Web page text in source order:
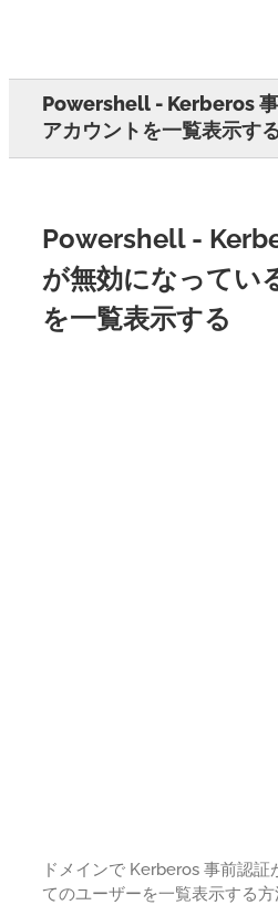
Powershell - Kerberos
アカウントを一覧表示す
Powershell -
が無効になってい
を一覧表示する
ドメインで Kerberos 事前認
てのユーザーを一覧表示する